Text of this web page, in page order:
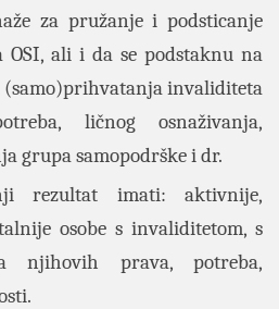
za pružanje i podsticanje
OSI, ali i da se podstaknu na
(samo)prihvatanja invaliditeta
ličnog osnaživanja,
grupa samopodrške i dr.
rezultat imati: aktivnije,
osobe s invaliditetom, s
njihovih prava, potreba,